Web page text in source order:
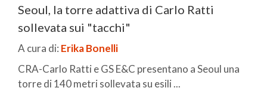
Seoul, la torre adattiva di Carlo Ratti
sollevata sui "tacchi"
A cura di: Erika Bonelli
CRA-Carlo Ratti e GS E&C presentano a Seoul una
torre di 140 metri sollevata su esili ...